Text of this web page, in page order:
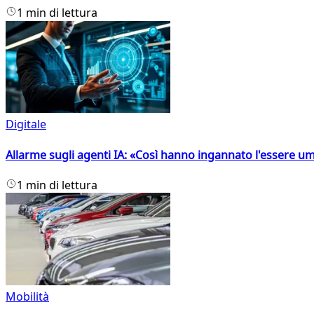
1 min di lettura
Digitale
Allarme sugli agenti IA: «Così hanno ingannato l'essere
1 min di lettura
Mobilità